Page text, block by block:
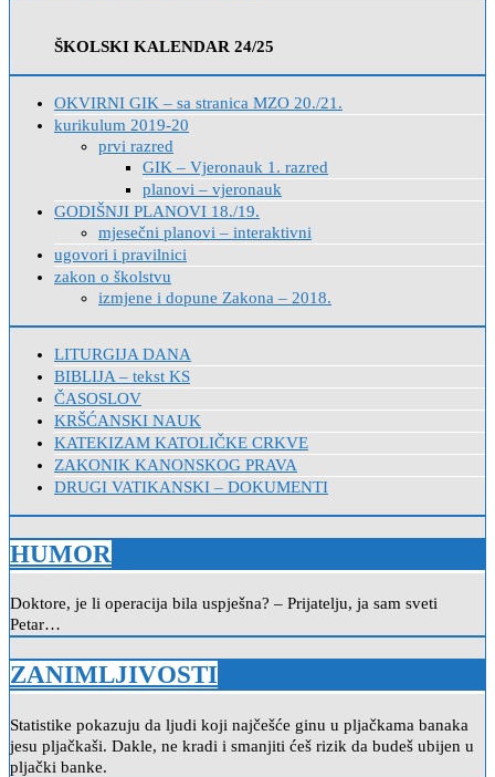
ŠKOLSKI KALENDAR 24/25
OKVIRNI GIK – sa stranica MZO 20./21.
kurikulum 2019-20
prvi razred
GIK – Vjeronauk 1. razred
planovi – vjeronauk
GODIŠNJI PLANOVI 18./19.
mjesečni planovi – interaktivni
ugovori i pravilnici
zakon o školstvu
izmjene i dopune Zakona – 2018.
LITURGIJA DANA
BIBLIJA – tekst KS
ČASOSLOV
KRŠĆANSKI NAUK
KATEKIZAM KATOLIČKE CRKVE
ZAKONIK KANONSKOG PRAVA
DRUGI VATIKANSKI – DOKUMENTI
HUMOR
Doktore, je li operacija bila uspješna? – Prijatelju, ja sam sveti
Petar…
ZANIMLJIVOSTI
Statistike pokazuju da ljudi koji najčešće ginu u pljačkama banaka
jesu pljačkaši. Dakle, ne kradi i smanjiti ćeš rizik da budeš ubijen u
pljački banke.